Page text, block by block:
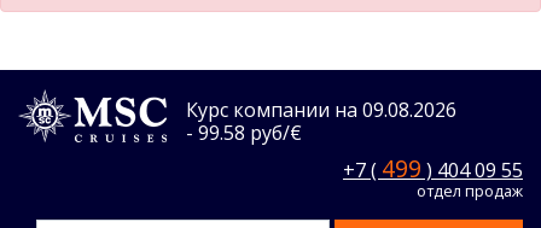
Курс компании на 09.08.2026
- 99.58 руб/€
+7 ( 499 ) 404 09 55
отдел продаж